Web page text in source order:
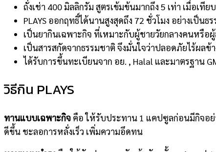
ถั่งเช่า 400 มิลลิกรัม สูตรเข้มข้นมากถึง 5 เท่า เมื่อเที
PLAYS ออกฤทธิ์ได้นานสูงสุดถึง 72 ชั่วโมง อย่างเป็นธ
เป็นยากินเฉพาะกิจ ที่เหมาะกับผู้ชายวัยกลางคนหรือผู้
เป็นสารสกัดจากธรรมชาติ จึงมั่นใจว่าปลอดภัยไร้ผลข้า
ได้รับการขึ้นทะเบียนจาก อย. , Halal และมาตรฐาน
วิธีกิน PLAYS
ทานแบบเฉพาะกิจ คือ ให้รับประทาน 1 แคปซูลก่อนมีกิจอ
ดีขึ้น ชะลอการหลั่งเร็ว เพิ่มความอึดทน